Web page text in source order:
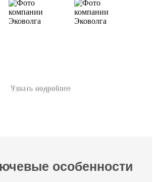
Узнать подробнее
особенности